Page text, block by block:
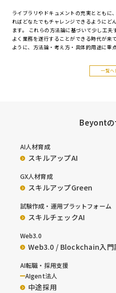
ライブラリやドキュメントの充実とともに
ればどなたでもチャレンジできるようにど
ます。 これらの方法論に基づいて少し工
よく業務を遂行することができる時代が来
ように、方法論・考え方・具体的用途に重
一覧へ
Beyontの
AI人材育成
スキルアップAI
GX人材育成
スキルアップGreen
試験作成・運用プラットフォーム
スキルチェックAI
Web3.0
Web3.0 / Blockchain入門
AI転職・採用支援
AIgent法人
中途採用